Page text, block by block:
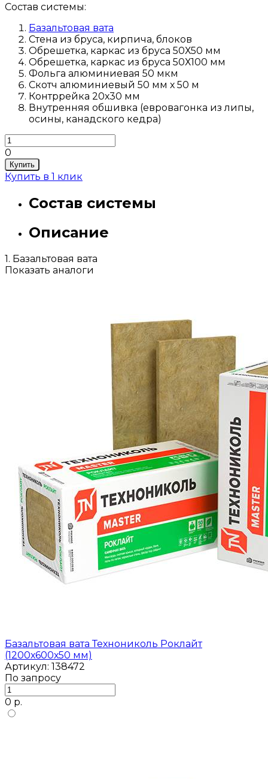
Состав системы:
Базальтовая вата
Стена из бруса, кирпича, блоков
Обрешетка, каркас из бруса 50Х50 мм
Обрешетка, каркас из бруса 50Х100 мм
Фольга алюминиевая 50 мкм
Скотч алюминиевый 50 мм х 50 м
Контррейка 20х30 мм
Внутренняя обшивка (евровагонка из липы,
осины, канадского кедра)
0
Купить
Купить в 1 клик
Состав системы
Описание
1. Базальтовая вата
Показать аналоги
Базальтовая вата Технониколь Роклайт
(1200х600х50 мм)
Артикул: 138472
По запросу
0 р.